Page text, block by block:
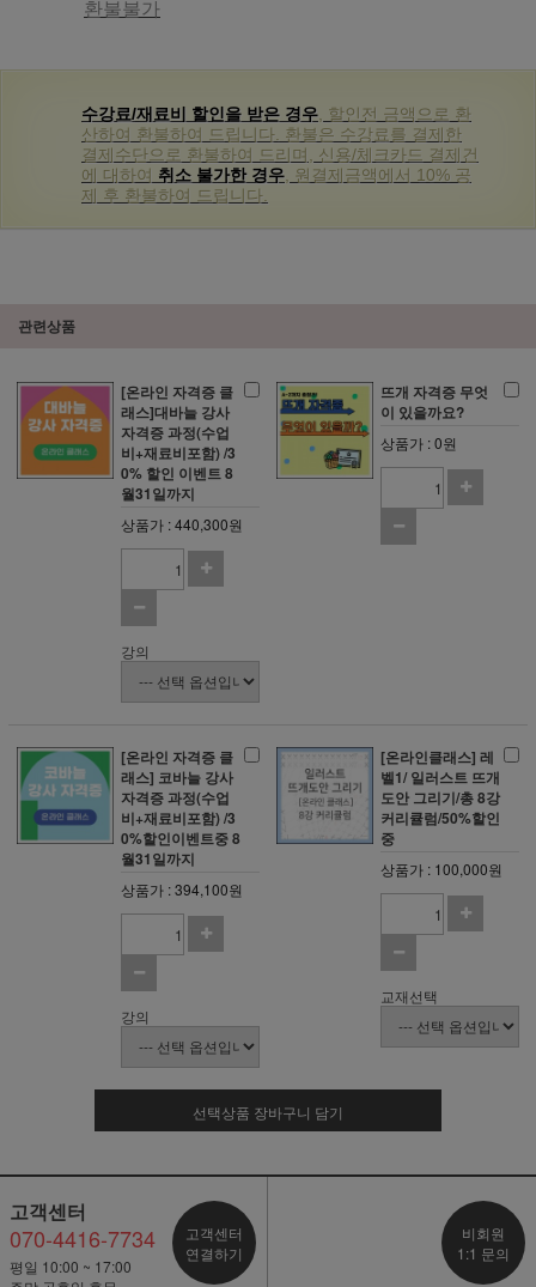
환불불가
수강료/재료비 할인을 받은 경우 , 할인전 금액으로 환
산하여 환불하여 드립니다. 환불은 수강료를 결제한
결제수단으로 환불하여 드리며, 신용/체크카드 결제건
에 대하여 취소 불가한 경우 , 원결제금액에서 10% 공
제 후 환불하여 드립니다.
관련상품
[온라인 자격증 클
래스]대바늘 강사
자격증 과정(수업
비+재료비포함) /3
0% 할인 이벤트 8
월31일까지
상품가 : 440,300원
강의
뜨개 자격증 무엇
이 있을까요?
상품가 : 0원
[온라인 자격증 클
래스] 코바늘 강사
자격증 과정(수업
비+재료비포함) /3
0%할인이벤트중 8
월31일까지
상품가 : 394,100원
강의
[온라인클래스] 레
벨1/ 일러스트 뜨개
도안 그리기/총 8강
커리큘럼/50%할인
중
상품가 : 100,000원
교재선택
선택상품 장바구니 담기
고객센터
070-4416-7734
평일 10:00 ~ 17:00
고객센터
연결하기
비회원
1:1 문의